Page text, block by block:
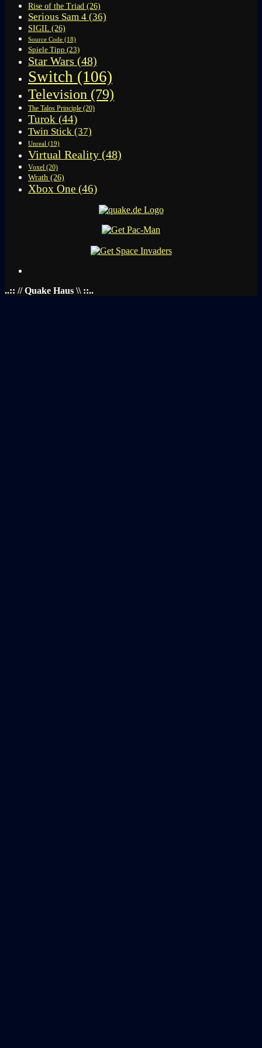
Rise of the Triad (26)
Serious Sam 4 (36)
SIGIL (26)
Source Code (18)
Spiele Tipp (23)
Star Wars (48)
Switch (106)
Television (79)
The Talos Principle (20)
Turok (44)
Twin Stick (37)
Unreal (19)
Virtual Reality (48)
Voxel (20)
Wrath (26)
Xbox One (46)
..:: // Quake Haus \\ ::..